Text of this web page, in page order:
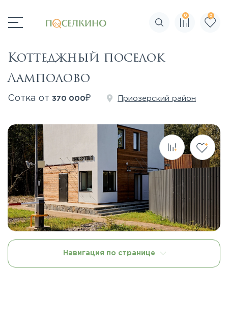
Поиск по сайту
0 0
Коттеджный поселок
Ламполово
Сотка от 370 000₽ Приозерский район
Навигация по странице